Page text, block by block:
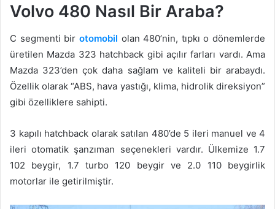
Volvo 480 Nasıl Bir Araba?
C segmenti bir otomobil olan 480’nin, tıpkı o dönemlerde
üretilen Mazda 323 hatchback gibi açılır farları vardı. Ama
Mazda 323’den çok daha sağlam ve kaliteli bir arabaydı.
Özellik olarak “ABS, hava yastığı, klima, hidrolik direksiyon”
gibi özelliklere sahipti.
3 kapılı hatchback olarak satılan 480’de 5 ileri manuel ve 4
ileri otomatik şanzıman seçenekleri vardır. Ülkemize 1.7
102 beygir, 1.7 turbo 120 beygir ve 2.0 110 beygirlik
motorlar ile getirilmiştir.